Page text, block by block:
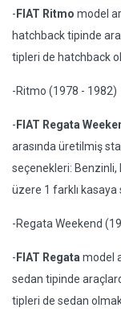
- FIAT Ritmo model
hatchback tipinde
tipleri de hatchback
-Ritmo (1978 - 1982)
- FIAT Regata
arasında üretilmiş
seçenekleri:
üzere 1 farklı kasaya
-Regata Weekend
- FIAT Regata model
sedan tipinde
tipleri de sedan